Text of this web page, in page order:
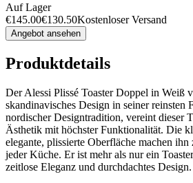
Auf Lager
€145.00€130.50Kostenloser Versand
Angebot ansehen
Produktdetails
Der Alessi Plissé Toaster Doppel in Weiß
skandinavisches Design in seiner reinsten
nordischer Designtradition, vereint dieser
Ästhetik mit höchster Funktionalität. Die
elegante, plissierte Oberfläche machen
jeder Küche. Er ist mehr als nur ein
zeitlose Eleganz und durchdachtes Design.